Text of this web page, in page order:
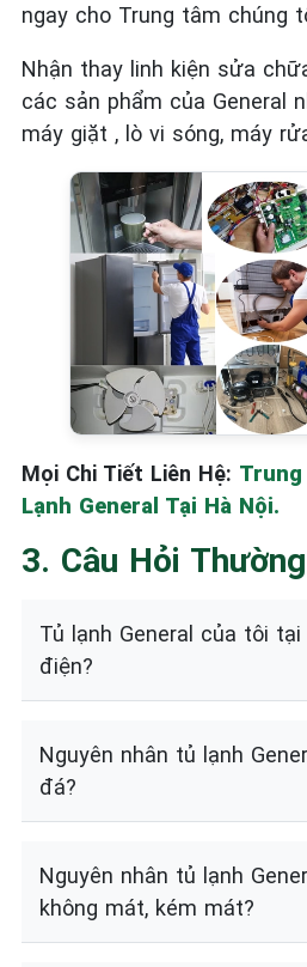
ngay cho Trung tâm chúng
Nhận thay linh kiện sửa
các sản phẩm của General
máy giặt , lò vi sóng, máy
Mọi Chi Tiết Liên Hệ: Trung
Lạnh General Tại Hà Nội.
3. Câu Hỏi
Tủ lạnh General của tôi
điện?
Nguyên nhân tủ lạnh
đá?
Nguyên nhân tủ lạnh
không mát, kém mát?